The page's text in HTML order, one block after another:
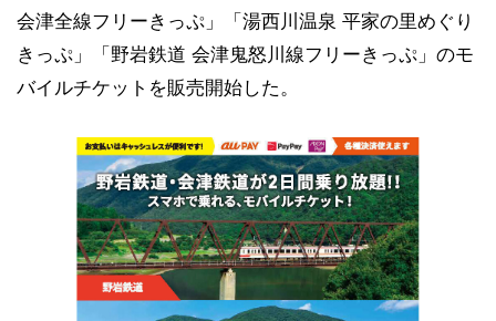
会津全線フリーきっぷ」「湯西川温泉 平家の里めぐり
きっぷ」「野岩鉄道 会津鬼怒川線フリーきっぷ」のモ
バイルチケットを販売開始した。